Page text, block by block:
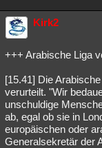
Kirk2
+++ Arabische Liga
[15.41] Die
verurteilt. "Wir
unschuldige
ab, egal ob sie in
europäischen oder
Generalsekretär der